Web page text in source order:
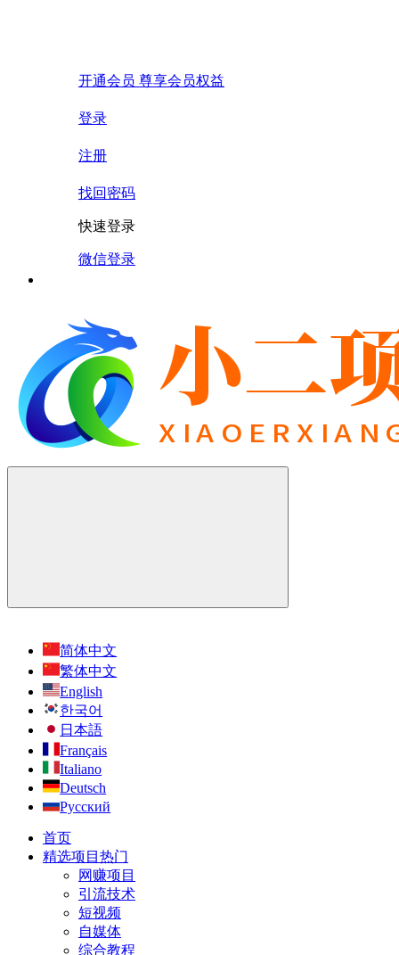
开通会员 尊享会员权益
登录
注册
找回密码
快速登录
微信登录
简体中文
繁体中文
English
한국어
日本語
Français
Italiano
Deutsch
Русский
首页
精选项目 热门
网赚项目
引流技术
短视频
自媒体
综合教程